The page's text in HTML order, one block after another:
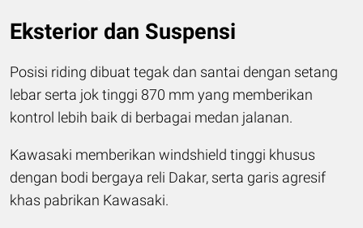
Eksterior dan Suspensi
Posisi riding dibuat tegak dan santai dengan setang
lebar serta jok tinggi 870 mm yang memberikan
kontrol lebih baik di berbagai medan jalanan.
Kawasaki memberikan windshield tinggi khusus
dengan bodi bergaya reli Dakar, serta garis agresif
khas pabrikan Kawasaki.